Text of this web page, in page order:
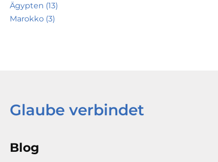
Ägypten (13)
Marokko (3)
Glaube verbindet
Blog